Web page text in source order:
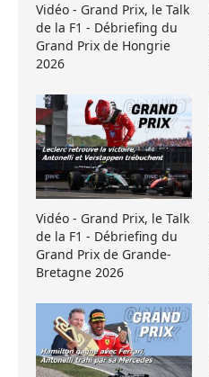
Vidéo - Grand Prix, le Talk
de la F1 - Débriefing du
Grand Prix de Hongrie
2026
Vidéo - Grand Prix, le Talk
de la F1 - Débriefing du
Grand Prix de Grande-
Bretagne 2026